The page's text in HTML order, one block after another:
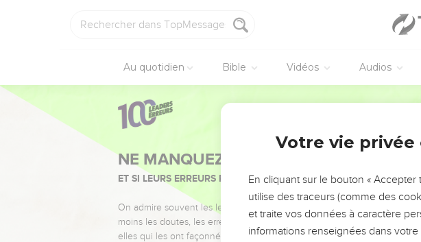
Au quotidien Bible Vidéos Audios
NE MANQUEZ PAS L’ÉVÉNEMENT DE
ET SI LEURS ERREURS POUVAIENT VOUS ÉVITER LES VOTRES ?
On admire souvent les leaders pour leurs réussites, leur impact, leur foi
moins les doutes, les erreurs et les saisons difficiles qu'ils ont traversés,
elles qui les ont façonnés.
Votre vie
En cliquant sur le bouton «
utilise des traceurs (comme des
et traite vos données à caractère
informations renseignées dans